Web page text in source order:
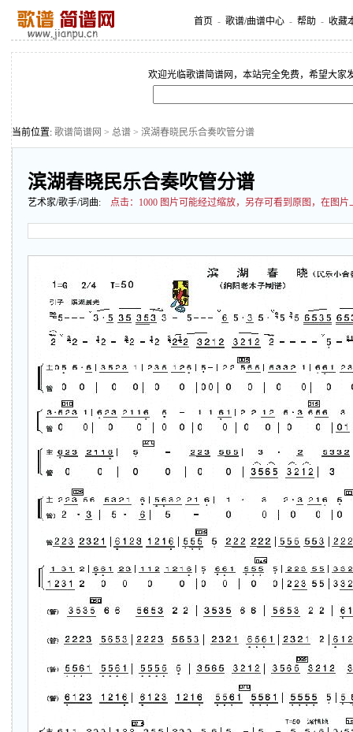
首页 - 歌谱/曲谱中心 - 帮助 - 收藏
欢迎光临歌谱简谱网，本站完全免费，希望大家
当前位置: 歌谱简谱网 > 总谱 > 滨湖春晓民乐合奏吹管分谱
滨湖春晓民乐合奏吹管分谱
艺术家/歌手/词曲: 点击： 1000 图片可能经过缩放，另存可看到原图，在图